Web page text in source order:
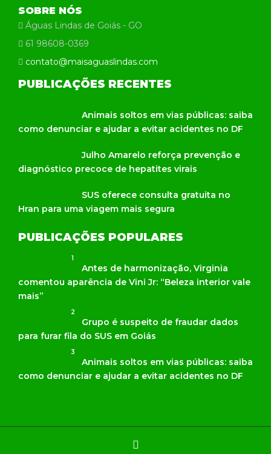
SOBRE NÓS
Águas Lindas de Goiás - GO
61 98608-0369
contato@maisaguaslindas.com
PUBLICAÇÕES RECENTES
Animais soltos em vias públicas: saiba
como denunciar e ajudar a evitar acidentes no DF
Julho Amarelo reforça prevenção e
diagnóstico precoce de hepatites virais
SUS oferece consulta gratuita no
Hran para uma viagem mais segura
PUBLICAÇÕES POPULARES
1
Antes de harmonização, Virginia
comentou aparência de Vini Jr: “Beleza interior vale
mais”
2
Grupo é suspeito de fraudar dados
para furar fila do SUS em Goiás
3
Animais soltos em vias públicas: saiba
como denunciar e ajudar a evitar acidentes no DF